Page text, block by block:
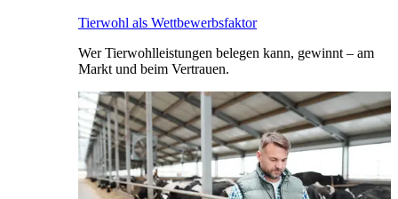
Tierwohl als Wettbewerbsfaktor
Wer Tierwohlleistungen belegen kann, gewinnt – am
Markt und beim Vertrauen.